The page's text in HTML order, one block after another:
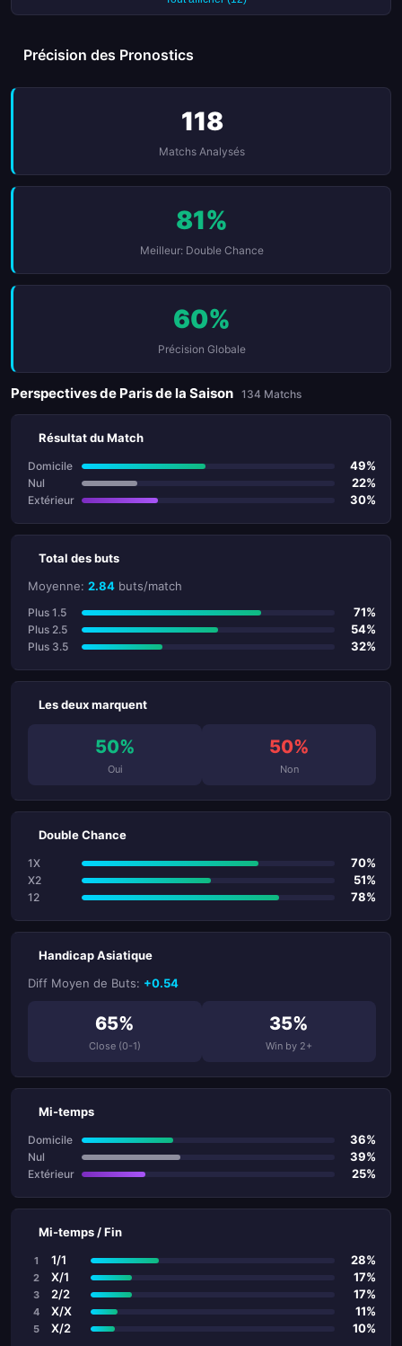
Précision des Pronostics
118
Matchs Analysés
81%
Meilleur: Double Chance
60%
Précision Globale
Perspectives de Paris de la Saison 134 Matchs
Résultat du Match
Domicile 49%
Nul 22%
Extérieur 30%
Total des buts
Moyenne: 2.84 buts/match
Plus 1.5 71%
Plus 2.5 54%
Plus 3.5 32%
Les deux marquent
50%
Oui
50%
Non
Double Chance
1X 70%
X2 51%
12 78%
Handicap Asiatique
Diff Moyen de Buts: +0.54
65%
Close (0-1)
35%
Win by 2+
Mi-temps
Domicile 36%
Nul 39%
Extérieur 25%
Mi-temps / Fin
1 1/1 28%
2 X/1 17%
3 2/2 17%
4 X/X 11%
5 X/2 10%